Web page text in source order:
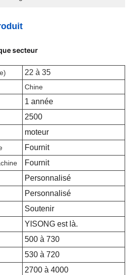
secteur
22 à 35
Chine
1 année
2500
moteur
Fournit
Fournit
Personnalisé
Personnalisé
Soutenir
YISONG est là.
500 à 730
530 à 720
2700 à 4000